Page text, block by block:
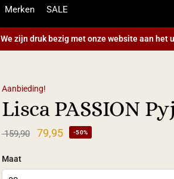
Merken SALE
zijn druk bezig met onze website aan het
Aanbieding!
Lisca PASSION
159,90 79,95 -50%
Maat